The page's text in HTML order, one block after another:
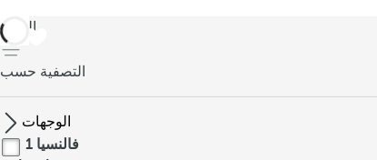
العودة
التصفية حسب
الوجهات
فالنسيا 1